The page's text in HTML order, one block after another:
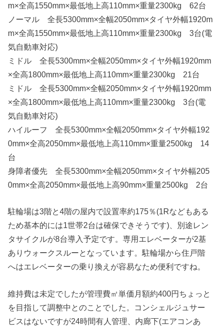
m×全高1550mm×最低地上高110mm×重量2300kg 62台
ノーマル 全長5300mm×全幅2050mm×タイヤ外幅1920m
m×全高1550mm×最低地上高110mm×重量2300kg 3台(電
気自動車対応)
ミドル 全長5300mm×全幅2050mm×タイヤ外幅1920mm
×全高1800mm×最低地上高110mm×重量2300kg 21台
ミドル 全長5300mm×全幅2050mm×タイヤ外幅1920mm
×全高1800mm×最低地上高110mm×重量2300kg 3台(電
気自動車対応)
ハイルーフ 全長5300mm×全幅2050mm×タイヤ外幅192
0mm×全高2050mm×最低地上高110mm×重量2500kg 14
台
身障者優先 全長5300mm×全幅2050mm×タイヤ外幅205
0mm×全高2050mm×最低地上高90mm×重量2500kg 2台
駐輪場は3階と4階の屋内で設置率約175％(1Rなどもある
ため基本的には1世帯2台は確保できそうです)、別途レン
タサイクルが8台導入予定です。専用エレベーターが2基
ありウォークスルーとなっています。駐輪場から住戸階
へはエレベーターの乗り換えが容易なため便利ですね。
維持費は未定でしたが管理費㎡単価月額約400円ちょっと
を目指して調整中とのことでした。コンシェルジュサー
ビスはないですが24時間有人管理、内廊下(エアコンあ